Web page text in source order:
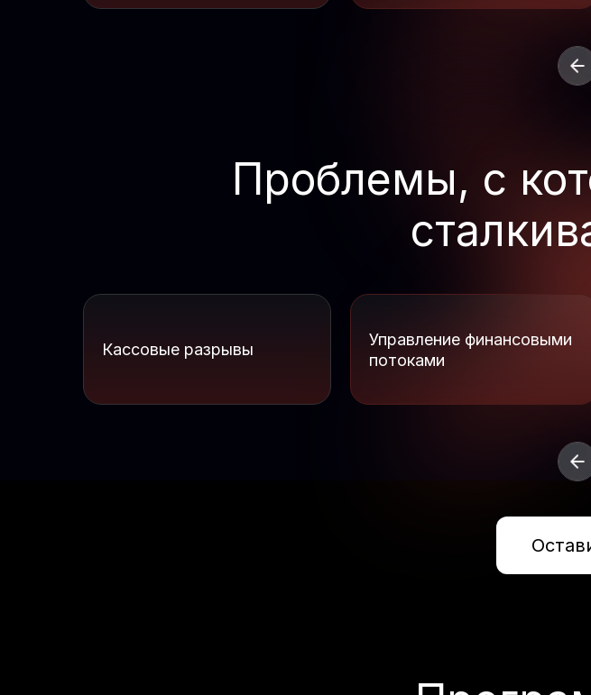
Проблемы, с
Кассовые разрывы
Управление финансовыми
потоками